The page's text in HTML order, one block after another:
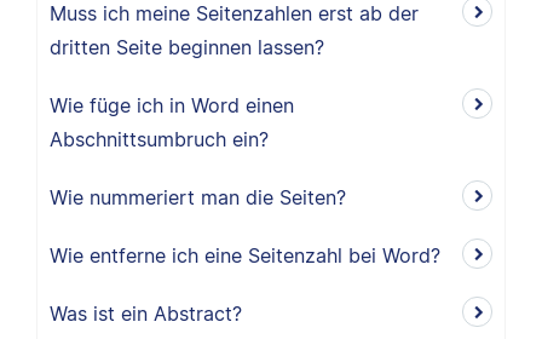
Muss ich meine Seitenzahlen erst ab der
dritten Seite beginnen lassen?
Wie füge ich in Word einen
Abschnittsumbruch ein?
Wie nummeriert man die Seiten?
Wie entferne ich eine Seitenzahl bei Word?
Was ist ein Abstract?